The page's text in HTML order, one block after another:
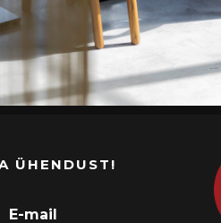
ÜHENDUST!
E-mail